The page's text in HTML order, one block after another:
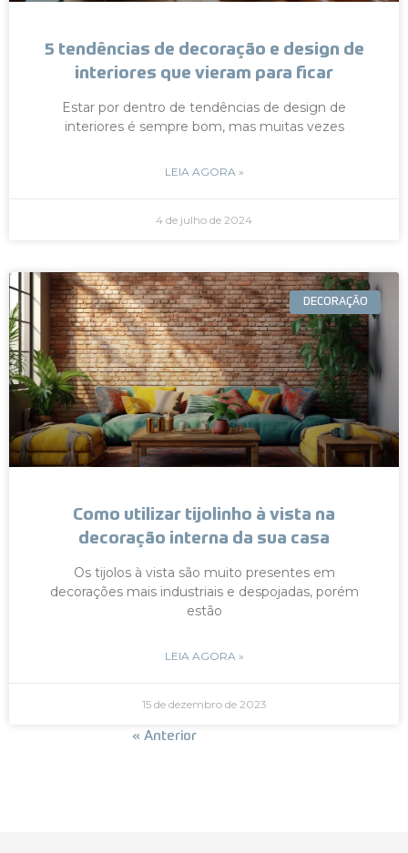
5 tendências de decoração e design de
interiores que vieram para ficar
Estar por dentro de tendências de design de
interiores é sempre bom, mas muitas vezes
LEIA AGORA »
4 de julho de 2024
DECORAÇÃO
Como utilizar tijolinho à vista na
decoração interna da sua casa
Os tijolos à vista são muito presentes em
decorações mais industriais e despojadas, porém
estão
LEIA AGORA »
15 de dezembro de 2023
« Anterior